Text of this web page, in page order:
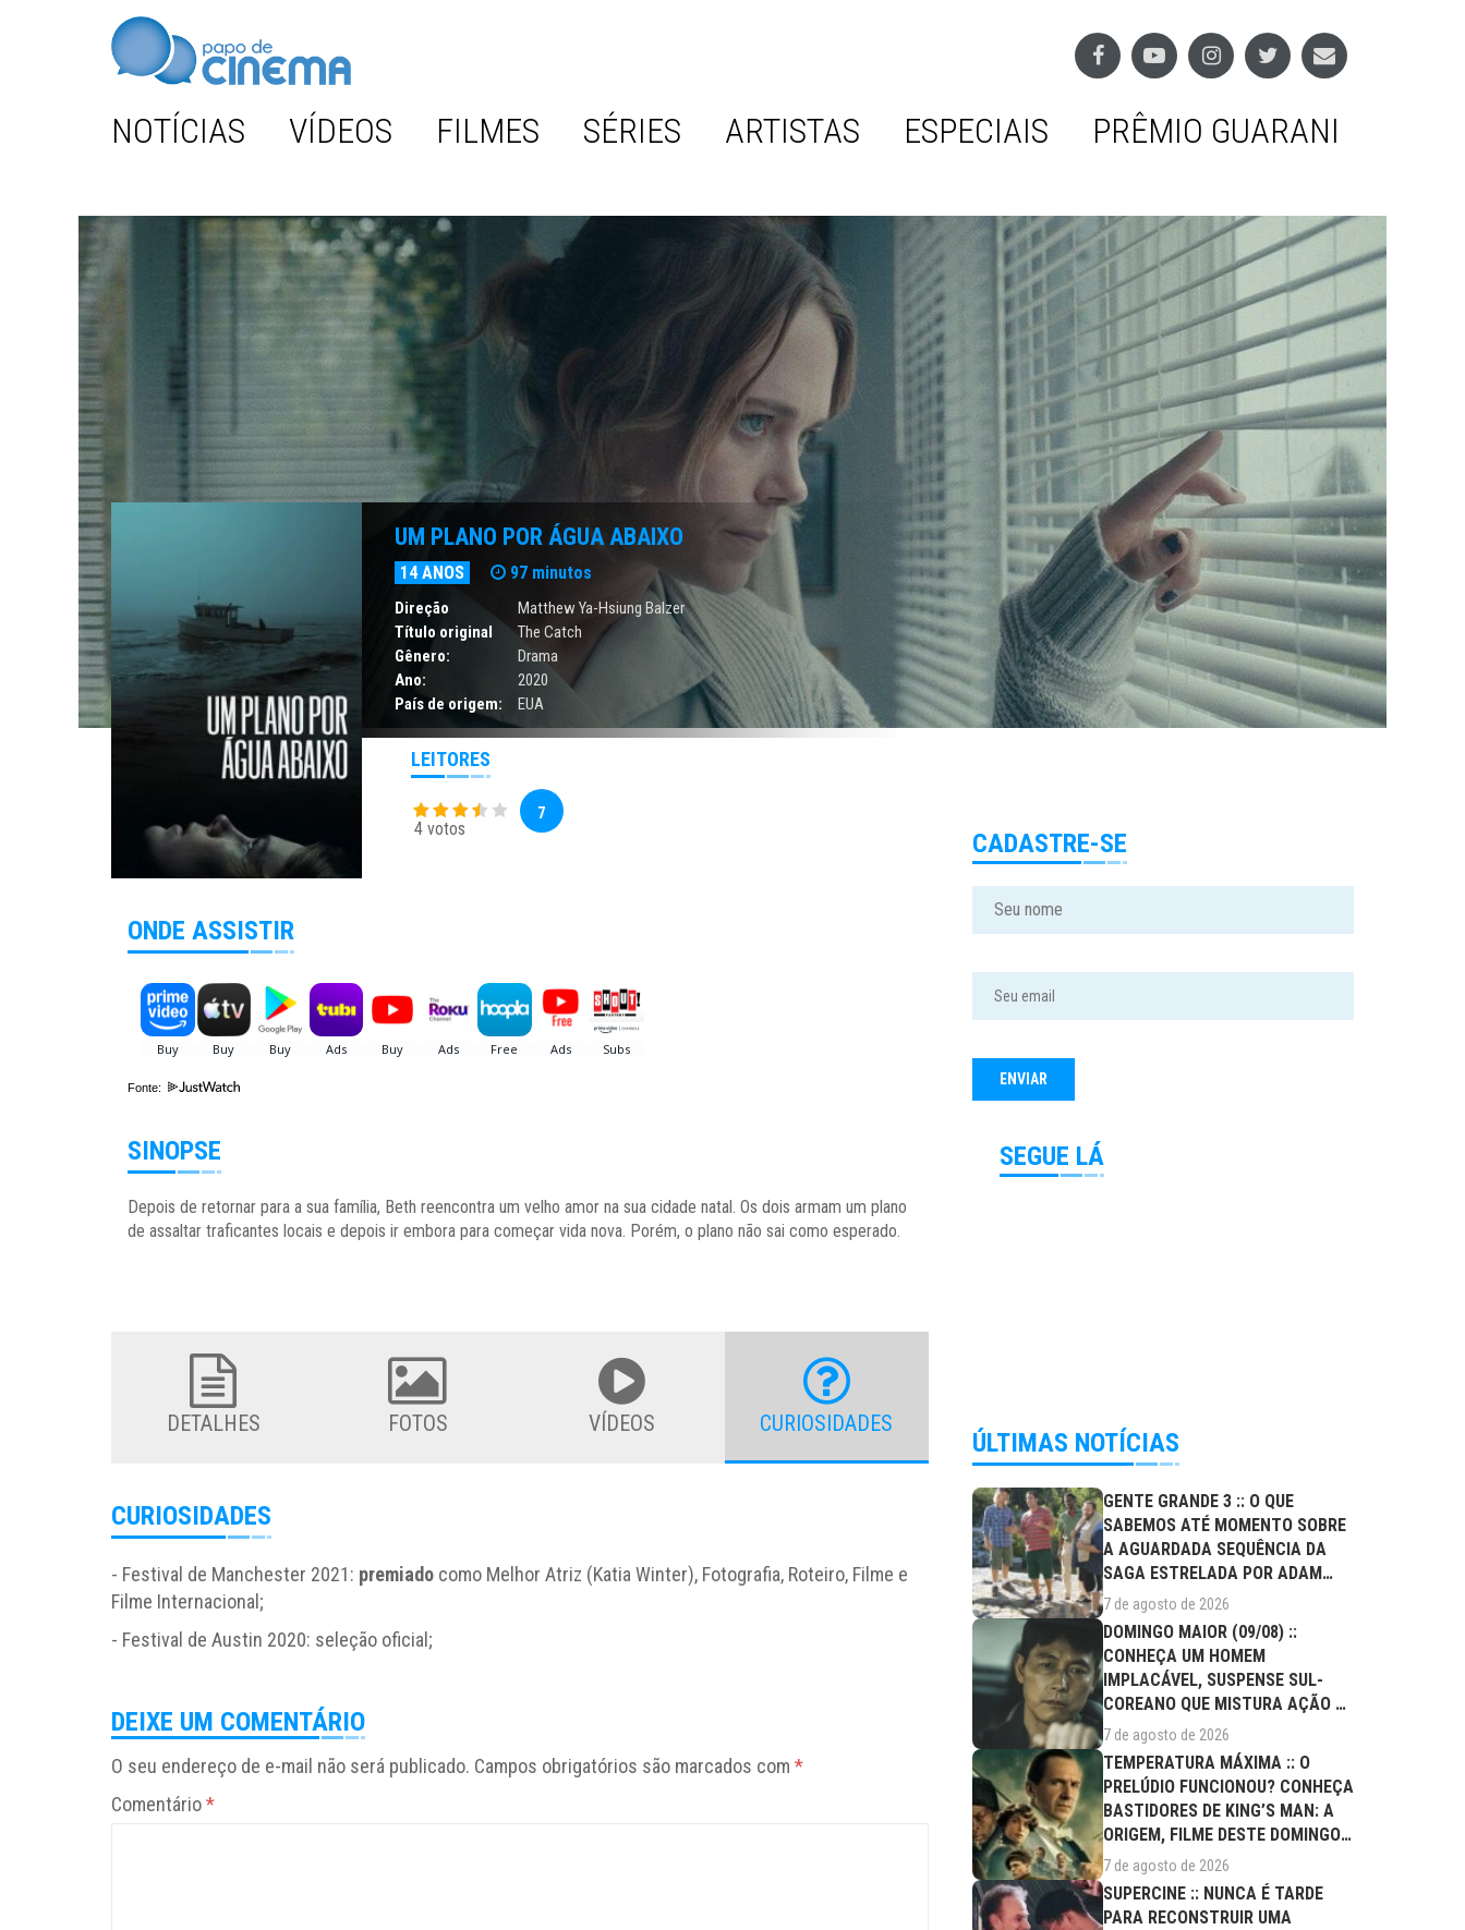
NOTÍCIAS VÍDEOS FILMES SÉRIES ARTISTAS ESPECIAIS PRÊMIO GUARANI
UM PLANO POR ÁGUA ABAIXO
14 ANOS 97 minutos
Direção
Matthew Ya-Hsiung Balzer
Título original
The Catch
Gênero:
Drama
Ano:
2020
País de origem:
EUA
LEITORES
4 votos
7
ONDE ASSISTIR
Fonte:
SINOPSE
Depois de retornar para a sua família, Beth reencontra um velho amor na sua cidade natal. Os dois armam um plano
de assaltar traficantes locais e depois ir embora para começar vida nova. Porém, o plano não sai como esperado.
DETALHES FOTOS VÍDEOS CURIOSIDADES
CURIOSIDADES
- Festival de Manchester 2021: premiado como Melhor Atriz (Katia Winter), Fotografia, Roteiro, Filme e
Filme Internacional;
- Festival de Austin 2020: seleção oficial;
DEIXE UM COMENTÁRIO
O seu endereço de e-mail não será publicado. Campos obrigatórios são marcados com *
Comentário*
CADASTRE-SE
SEGUE LÁ
ÚLTIMAS NOTÍCIAS
GENTE GRANDE 3 :: O QUE
SABEMOS ATÉ MOMENTO SOBRE
A AGUARDADA SEQUÊNCIA DA
SAGA ESTRELADA POR ADAM
SANDLER?
7 de agosto de 2026
DOMINGO MAIOR (09/08) ::
CONHEÇA UM HOMEM
IMPLACÁVEL, SUSPENSE SUL-
COREANO QUE MISTURA AÇÃO E
DRAMA FAMILIAR
7 de agosto de 2026
TEMPERATURA MÁXIMA :: O
PRELÚDIO FUNCIONOU? CONHEÇA
BASTIDORES DE KING’S MAN: A
ORIGEM, FILME DESTE DOMINGO
(09/08)
7 de agosto de 2026
SUPERCINE :: NUNCA É TARDE
PARA RECONSTRUIR UMA